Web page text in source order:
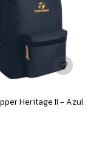
Heritage II - Azul